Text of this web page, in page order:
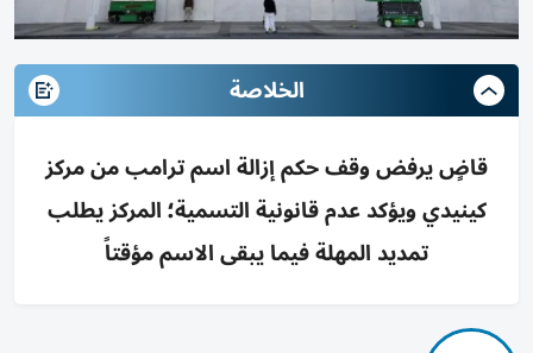
الخلاصة
قاضٍ يرفض وقف حكم إزالة اسم ترامب من مركز
كينيدي ويؤكد عدم قانونية التسمية؛ المركز يطلب
تمديد المهلة فيما يبقى الاسم مؤقتاً